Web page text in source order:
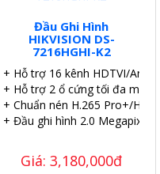
Đầu Ghi Hình
HIKVISION DS-
7216HGHI-K2
+ Hỗ trợ 16 kênh HDTVI/
+ Hỗ trợ 2 ổ cứng tối đa mỗi ổ
+ Chuẩn nén H.265 Pro+/
+ Đầu ghi hình 2.0 Megapixel.
Giá: 3,180,000đ